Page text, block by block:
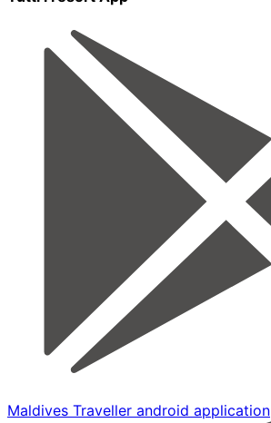
Maldives Traveller android application